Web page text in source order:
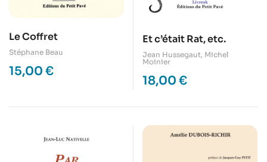
Le Coffret
Stéphane Beau
15,00 €
Et c’était Rat, etc.
Jean Hussegaut, Michel
Moinier
18,00 €